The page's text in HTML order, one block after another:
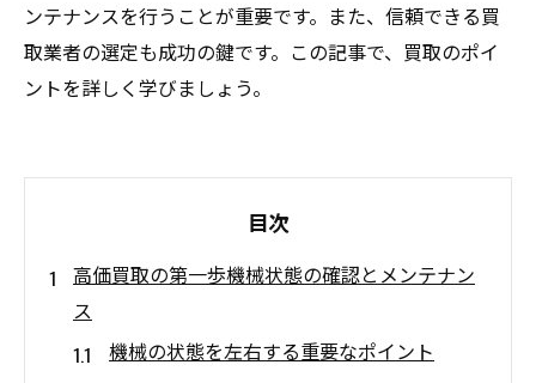
ンテナンスを行うことが重要です。また、信頼できる買
取業者の選定も成功の鍵です。この記事で、買取のポイ
ントを詳しく学びましょう。
目次
高価買取の第一歩機械状態の確認とメンテナン
ス
機械の状態を左右する重要なポイント